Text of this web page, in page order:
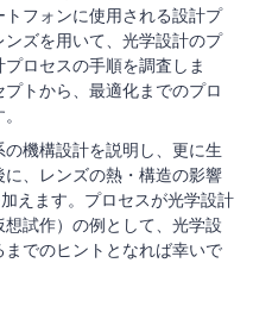
フォンに使用される設計プ
ズを用いて、光学設計のプ
ロセスの手順を調査しま
トから、最適化までのプロ
機構設計を説明し、更に生
、レンズの熱・構造の影響
えます。プロセスが光学設計
試作）の例として、光学設
でのヒントとなれば幸いで